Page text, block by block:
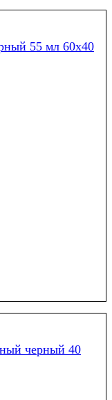
55 мл 60x40
черный 40